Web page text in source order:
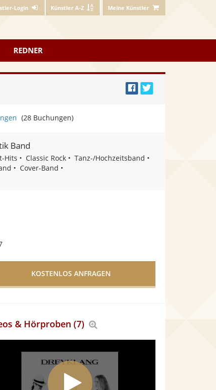
Login Künstler A-Z Meine Künstler
REDNER
(28 Buchungen)
Band
Hits Classic Rock
Tanz-/Hochzeitsband
Cover-Band
& Hörproben (7)